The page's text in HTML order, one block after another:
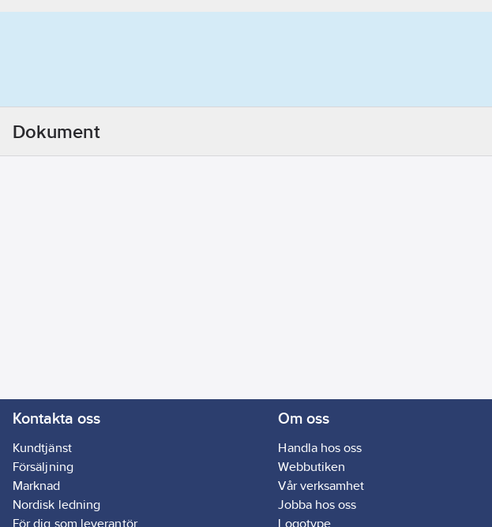
Dokument
Kontakta oss
Kundtjänst
Försäljning
Marknad
Nordisk ledning
För dig som leverantör
Om oss
Handla hos oss
Webbutiken
Vår verksamhet
Jobba hos oss
Logotype